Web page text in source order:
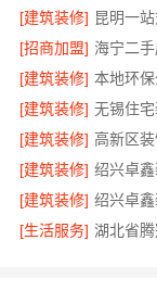
[建筑装修] 昆明一
[招商加盟]
[建筑装修]
[建筑装修]
[建筑装修]
[建筑装修] 绍兴卓
[建筑装修] 绍兴卓
[生活服务] 湖北省